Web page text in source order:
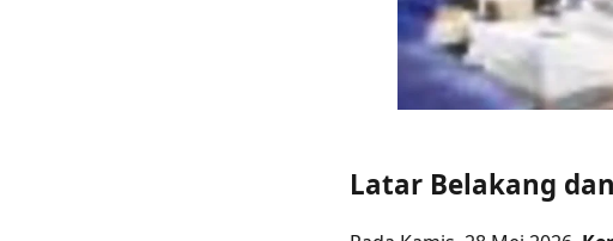
Latar Belakang